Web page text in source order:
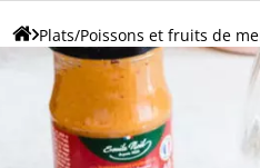
Plats/Poissons et fruits de